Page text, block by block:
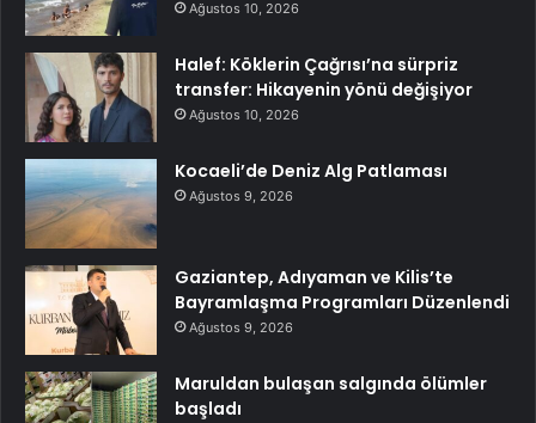
Ağustos 10, 2026
Halef: Köklerin Çağrısı’na sürpriz
transfer: Hikayenin yönü değişiyor
Ağustos 10, 2026
Kocaeli’de Deniz Alg Patlaması
Ağustos 9, 2026
Gaziantep, Adıyaman ve Kilis’te
Bayramlaşma Programları Düzenlendi
Ağustos 9, 2026
Maruldan bulaşan salgında ölümler
başladı